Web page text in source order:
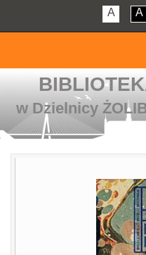
A A
w Dzielnicy